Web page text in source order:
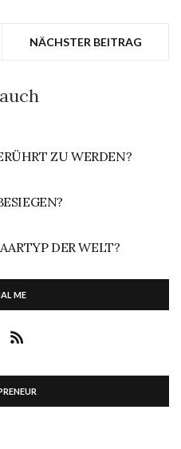
NÄCHSTER BEITRAG
ZU WERDEN?
DER WELT?
ME